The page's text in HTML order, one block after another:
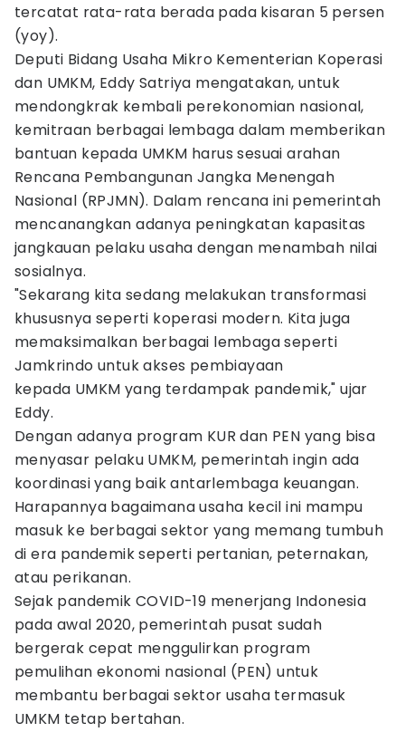
tercatat rata-rata berada pada kisaran 5 persen
(yoy).
Deputi Bidang Usaha Mikro Kementerian Koperasi
dan UMKM, Eddy Satriya mengatakan, untuk
mendongkrak kembali perekonomian nasional,
kemitraan berbagai lembaga dalam memberikan
bantuan kepada UMKM harus sesuai arahan
Rencana Pembangunan Jangka Menengah
Nasional (RPJMN). Dalam rencana ini pemerintah
mencanangkan adanya peningkatan kapasitas
jangkauan pelaku usaha dengan menambah nilai
sosialnya.
"Sekarang kita sedang melakukan transformasi
khususnya seperti koperasi modern. Kita juga
memaksimalkan berbagai lembaga seperti
Jamkrindo untuk akses pembiayaan
kepada UMKM yang terdampak pandemik," ujar
Eddy.
Dengan adanya program KUR dan PEN yang bisa
menyasar pelaku UMKM, pemerintah ingin ada
koordinasi yang baik antarlembaga keuangan.
Harapannya bagaimana usaha kecil ini mampu
masuk ke berbagai sektor yang memang tumbuh
di era pandemik seperti pertanian, peternakan,
atau perikanan.
Sejak pandemik COVID-19 menerjang Indonesia
pada awal 2020, pemerintah pusat sudah
bergerak cepat menggulirkan program
pemulihan ekonomi nasional (PEN) untuk
membantu berbagai sektor usaha termasuk
UMKM tetap bertahan.